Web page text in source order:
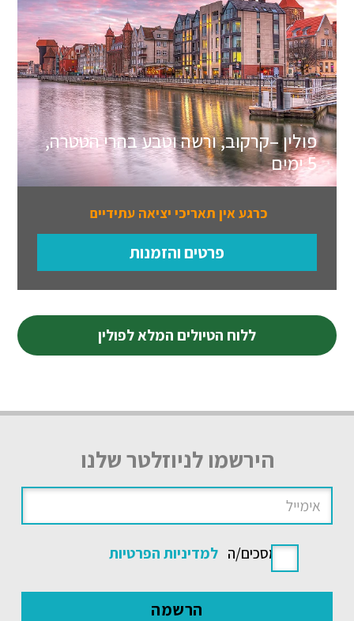
פולין –קרקוב, ורשה וטבע בהרי הטטרה,
5 ימים
כרגע אין תאריכי יציאה עתידיים
פרטים והזמנות
ללוח הטיולים המלא לפולין
הירשמו לניוזלטר שלנו
אני מסכים/ה למדיניות הפרטיות